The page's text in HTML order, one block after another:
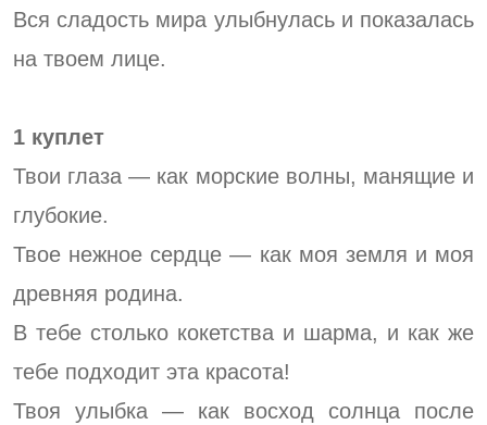
Вся сладость мира улыбнулась и показалась
на твоем лице.
1 куплет
Твои глаза — как морские волны, манящие и
глубокие.
Твое нежное сердце — как моя земля и моя
древняя родина.
В тебе столько кокетства и шарма, и как же
тебе подходит эта красота!
Твоя улыбка — как восход солнца после